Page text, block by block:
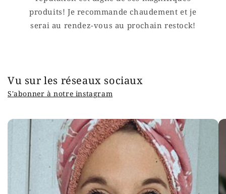
produits! Je recommande chaudement et je
serai au rendez-vous au prochain restock!
Vu sur les réseaux sociaux
S'abonner à notre instagram